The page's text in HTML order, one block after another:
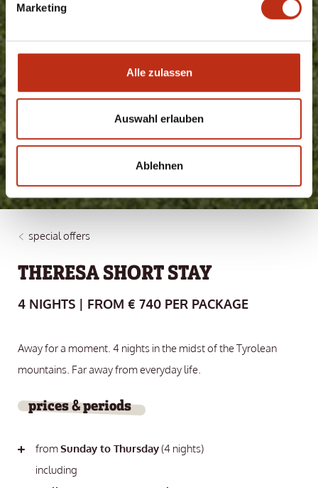
Marketing
Alle zulassen
Auswahl erlauben
Ablehnen
THE PERFECT PLACE
TO RELAX …
special offers
THERESA SHORT STAY
4 NIGHTS | FROM € 740 PER PACKAGE
Away for a moment. 4 nights in the midst of the Tyrolean
mountains. Far away from everyday life.
prices & periods
fromSunday to Thursday(4 nights)
including